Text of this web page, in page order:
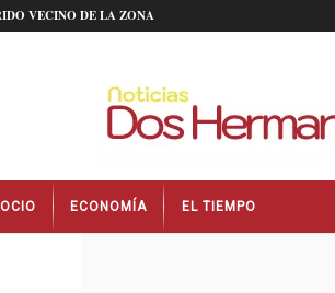
VECINO DE LA ZONA
OCIO ECONOMÍA EL TIEMPO